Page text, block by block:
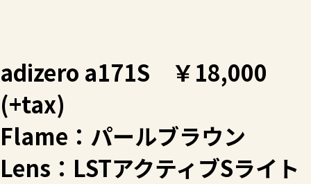
adizero a171S ￥18,000
(+tax)
Flame：パールブラウン
Lens：LSTアクティブSライト